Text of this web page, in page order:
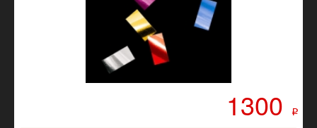
1300 p